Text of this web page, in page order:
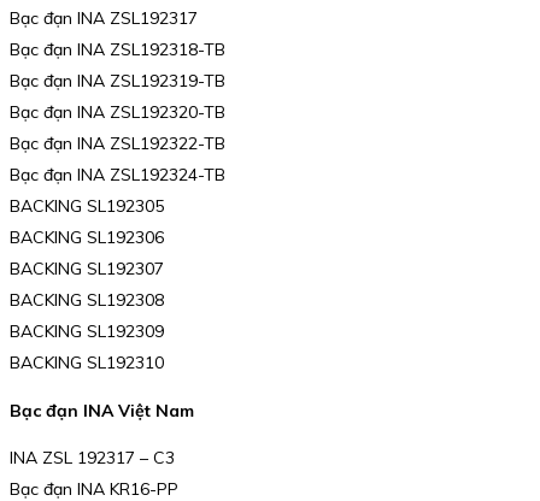
Bạc đạn INA ZSL192317
Bạc đạn INA ZSL192318-TB
Bạc đạn INA ZSL192319-TB
Bạc đạn INA ZSL192320-TB
Bạc đạn INA ZSL192322-TB
Bạc đạn INA ZSL192324-TB
BACKING SL192305
BACKING SL192306
BACKING SL192307
BACKING SL192308
BACKING SL192309
BACKING SL192310
Bạc đạn INA Việt Nam
INA ZSL 192317 – C3
Bạc đạn INA KR16-PP